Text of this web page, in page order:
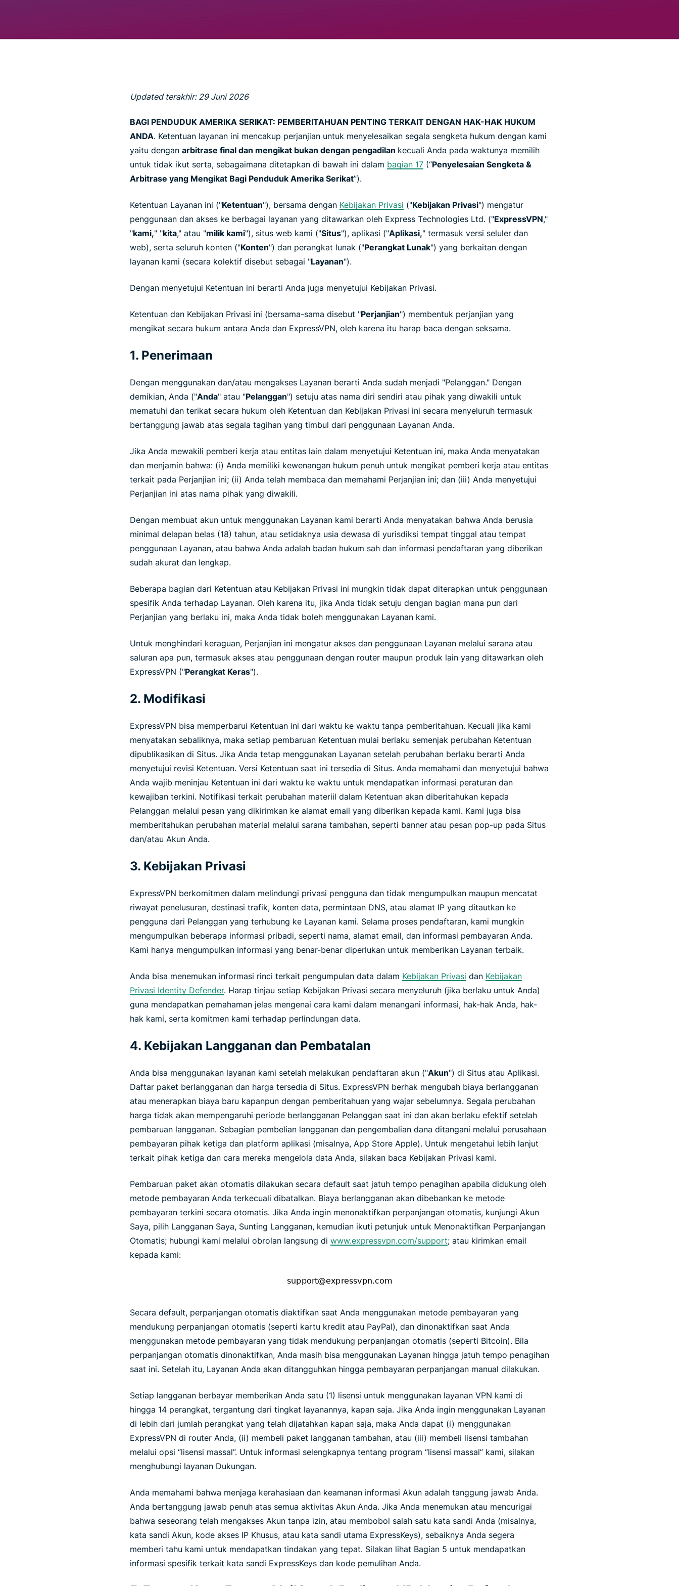
ID,
dan
penghapusan
data
Updated terakhir: 29 Juni 2026
BAGI PENDUDUK AMERIKA SERIKAT: PEMBERITAHUAN PENTING TERKAIT DENGAN HAK-HAK HUKUM
ANDA. Ketentuan layanan ini mencakup perjanjian untuk menyelesaikan segala sengketa hukum dengan kami
yaitu dengan arbitrase final dan mengikat bukan dengan pengadilan kecuali Anda pada waktunya memilih
untuk tidak ikut serta, sebagaimana ditetapkan di bawah ini dalam bagian 17 (“Penyelesaian Sengketa &
Arbitrase yang Mengikat Bagi Penduduk Amerika Serikat”).
Ketentuan Layanan ini ("Ketentuan"), bersama dengan Kebijakan Privasi ("Kebijakan Privasi") mengatur
penggunaan dan akses ke berbagai layanan yang ditawarkan oleh Express Technologies Ltd. ("ExpressVPN,"
"kami," "kita," atau "milik kami"), situs web kami ("Situs"), aplikasi ("Aplikasi," termasuk versi seluler dan
web), serta seluruh konten ("Konten") dan perangkat lunak ("Perangkat Lunak") yang berkaitan dengan
layanan kami (secara kolektif disebut sebagai "Layanan").
Dengan menyetujui Ketentuan ini berarti Anda juga menyetujui Kebijakan Privasi.
Ketentuan dan Kebijakan Privasi ini (bersama-sama disebut "Perjanjian") membentuk perjanjian yang
mengikat secara hukum antara Anda dan ExpressVPN, oleh karena itu harap baca dengan seksama.
1. Penerimaan
Dengan menggunakan dan/atau mengakses Layanan berarti Anda sudah menjadi "Pelanggan." Dengan
demikian, Anda ("Anda" atau "Pelanggan") setuju atas nama diri sendiri atau pihak yang diwakili untuk
mematuhi dan terikat secara hukum oleh Ketentuan dan Kebijakan Privasi ini secara menyeluruh termasuk
bertanggung jawab atas segala tagihan yang timbul dari penggunaan Layanan Anda.
Jika Anda mewakili pemberi kerja atau entitas lain dalam menyetujui Ketentuan ini, maka Anda menyatakan
dan menjamin bahwa: (i) Anda memiliki kewenangan hukum penuh untuk mengikat pemberi kerja atau entitas
terkait pada Perjanjian ini; (ii) Anda telah membaca dan memahami Perjanjian ini; dan (iii) Anda menyetujui
Perjanjian ini atas nama pihak yang diwakili.
Dengan membuat akun untuk menggunakan Layanan kami berarti Anda menyatakan bahwa Anda berusia
minimal delapan belas (18) tahun, atau setidaknya usia dewasa di yurisdiksi tempat tinggal atau tempat
penggunaan Layanan, atau bahwa Anda adalah badan hukum sah dan informasi pendaftaran yang diberikan
sudah akurat dan lengkap.
Beberapa bagian dari Ketentuan atau Kebijakan Privasi ini mungkin tidak dapat diterapkan untuk penggunaan
spesifik Anda terhadap Layanan. Oleh karena itu, jika Anda tidak setuju dengan bagian mana pun dari
Perjanjian yang berlaku ini, maka Anda tidak boleh menggunakan Layanan kami.
Untuk menghindari keraguan, Perjanjian ini mengatur akses dan penggunaan Layanan melalui sarana atau
saluran apa pun, termasuk akses atau penggunaan dengan router maupun produk lain yang ditawarkan oleh
ExpressVPN ("Perangkat Keras").
2. Modifikasi
ExpressVPN bisa memperbarui Ketentuan ini dari waktu ke waktu tanpa pemberitahuan. Kecuali jika kami
menyatakan sebaliknya, maka setiap pembaruan Ketentuan mulai berlaku semenjak perubahan Ketentuan
dipublikasikan di Situs. Jika Anda tetap menggunakan Layanan setelah perubahan berlaku berarti Anda
menyetujui revisi Ketentuan. Versi Ketentuan saat ini tersedia di Situs. Anda memahami dan menyetujui bahwa
Anda wajib meninjau Ketentuan ini dari waktu ke waktu untuk mendapatkan informasi peraturan dan
kewajiban terkini. Notifikasi terkait perubahan materiil dalam Ketentuan akan diberitahukan kepada
Pelanggan melalui pesan yang dikirimkan ke alamat email yang diberikan kepada kami. Kami juga bisa
memberitahukan perubahan material melalui sarana tambahan, seperti banner atau pesan pop-up pada Situs
dan/atau Akun Anda.
3. Kebijakan Privasi
ExpressVPN berkomitmen dalam melindungi privasi pengguna dan tidak mengumpulkan maupun mencatat
riwayat penelusuran, destinasi trafik, konten data, permintaan DNS, atau alamat IP yang ditautkan ke
pengguna dari Pelanggan yang terhubung ke Layanan kami. Selama proses pendaftaran, kami mungkin
mengumpulkan beberapa informasi pribadi, seperti nama, alamat email, dan informasi pembayaran Anda.
Kami hanya mengumpulkan informasi yang benar-benar diperlukan untuk memberikan Layanan terbaik.
Anda bisa menemukan informasi rinci terkait pengumpulan data dalam Kebijakan Privasi dan Kebijakan
Privasi Identity Defender. Harap tinjau setiap Kebijakan Privasi secara menyeluruh (jika berlaku untuk Anda)
guna mendapatkan pemahaman jelas mengenai cara kami dalam menangani informasi, hak-hak Anda, hak-
hak kami, serta komitmen kami terhadap perlindungan data.
4. Kebijakan Langganan dan Pembatalan
Anda bisa menggunakan layanan kami setelah melakukan pendaftaran akun ("Akun") di Situs atau Aplikasi.
Daftar paket berlangganan dan harga tersedia di Situs. ExpressVPN berhak mengubah biaya berlangganan
atau menerapkan biaya baru kapanpun dengan pemberitahuan yang wajar sebelumnya. Segala perubahan
harga tidak akan mempengaruhi periode berlangganan Pelanggan saat ini dan akan berlaku efektif setelah
pembaruan langganan. Sebagian pembelian langganan dan pengembalian dana ditangani melalui perusahaan
pembayaran pihak ketiga dan platform aplikasi (misalnya, App Store Apple). Untuk mengetahui lebih lanjut
terkait pihak ketiga dan cara mereka mengelola data Anda, silakan baca Kebijakan Privasi kami.
Pembaruan paket akan otomatis dilakukan secara default saat jatuh tempo penagihan apabila didukung oleh
metode pembayaran Anda terkecuali dibatalkan. Biaya berlangganan akan dibebankan ke metode
pembayaran terkini secara otomatis. Jika Anda ingin menonaktifkan perpanjangan otomatis, kunjungi Akun
Saya, pilih Langganan Saya, Sunting Langganan, kemudian ikuti petunjuk untuk Menonaktifkan Perpanjangan
Otomatis; hubungi kami melalui obrolan langsung di www.expressvpn.com/support; atau kirimkan email
kepada kami:
Secara default, perpanjangan otomatis diaktifkan saat Anda menggunakan metode pembayaran yang
mendukung perpanjangan otomatis (seperti kartu kredit atau PayPal), dan dinonaktifkan saat Anda
menggunakan metode pembayaran yang tidak mendukung perpanjangan otomatis (seperti Bitcoin). Bila
perpanjangan otomatis dinonaktifkan, Anda masih bisa menggunakan Layanan hingga jatuh tempo penagihan
saat ini. Setelah itu, Layanan Anda akan ditangguhkan hingga pembayaran perpanjangan manual dilakukan.
Setiap langganan berbayar memberikan Anda satu (1) lisensi untuk menggunakan layanan VPN kami di
hingga 14 perangkat, tergantung dari tingkat layanannya, kapan saja. Jika Anda ingin menggunakan Layanan
di lebih dari jumlah perangkat yang telah dijatahkan kapan saja, maka Anda dapat (i) menggunakan
ExpressVPN di router Anda, (ii) membeli paket langganan tambahan, atau (iii) membeli lisensi tambahan
melalui opsi “lisensi massal”. Untuk informasi selengkapnya tentang program “lisensi massal” kami, silakan
menghubungi layanan Dukungan.
Anda memahami bahwa menjaga kerahasiaan dan keamanan informasi Akun adalah tanggung jawab Anda.
Anda bertanggung jawab penuh atas semua aktivitas Akun Anda. Jika Anda menemukan atau mencurigai
bahwa seseorang telah mengakses Akun tanpa izin, atau membobol salah satu kata sandi Anda (misalnya,
kata sandi Akun, kode akses IP Khusus, atau kata sandi utama ExpressKeys), sebaiknya Anda segera
memberi tahu kami untuk mendapatkan tindakan yang tepat. Silakan lihat Bagian 5 untuk mendapatkan
informasi spesifik terkait kata sandi ExpressKeys dan kode pemulihan Anda.